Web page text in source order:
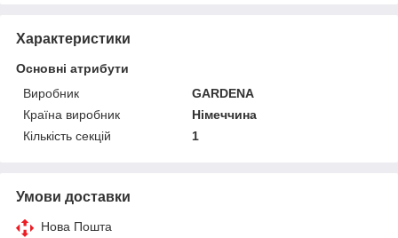
Характеристики
Основні атрибути
Виробник
GARDENA
Країна виробник
Німеччина
Кількість секцій
1
Умови доставки
Нова Пошта